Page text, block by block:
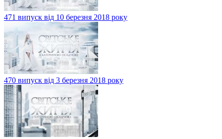
471 випуск від 10 березня 2018 року
470 випуск від 3 березня 2018 року